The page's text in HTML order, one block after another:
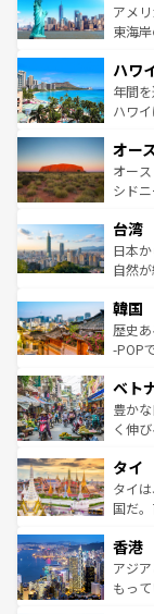
博物
こと
ば市内
着の
アメ
東海
のよ
ンメ
西部
部の
文化
しみ
ならでは
情報は
ハワ
年間
ハワ
ワイ
島だ
おす
れる
人々
ク、
ワイを、存
はコ
オー
オー
シド
リア
ク）
ど、
いる
ビン
い。
参照し
台湾
日本
自然
ン）
と山
驚き
容に
照し
韓国
歴史
-POP
き、
でき
まで
リテ
覧を
ベト
豊か
く伸
急速
ーチ
醸し
とつ
ひ現
が旅
タイ
タイ
国だ
の活
帯で
いビ
香港
アジ
もっ